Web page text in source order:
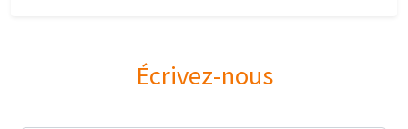
Écrivez-nous